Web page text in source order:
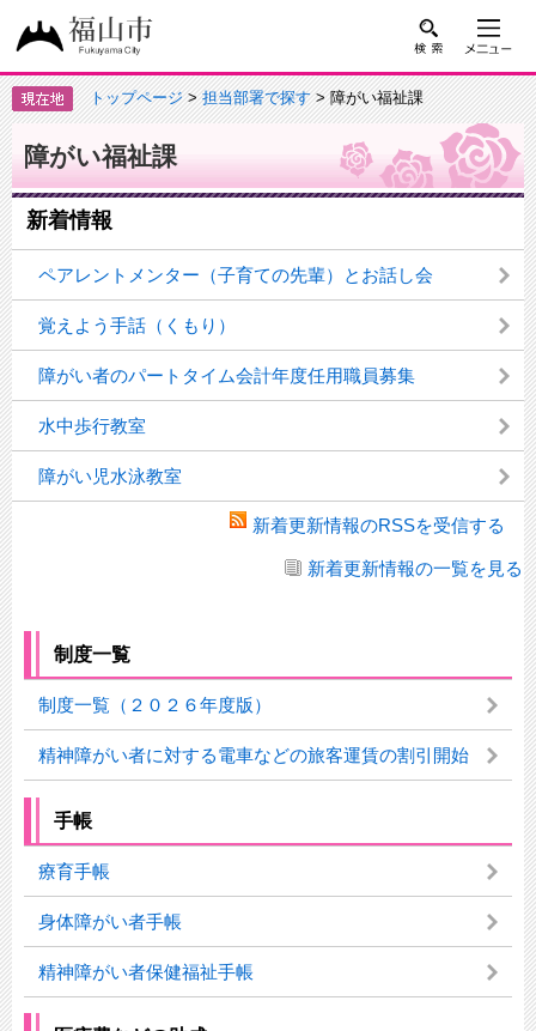
トップページ>担当部署で探す> 障がい福祉課
障がい福祉課
新着情報
ペアレントメンター（子育ての先輩）とお話し会
覚えよう手話（くもり）
障がい者のパートタイム会計年度任用職員募集
水中歩行教室
障がい児水泳教室
新着更新情報のRSSを受信する
新着更新情報の一覧を見る
制度一覧
制度一覧（２０２６年度版）
精神障がい者に対する電車などの旅客運賃の割引開始
手帳
療育手帳
身体障がい者手帳
精神障がい者保健福祉手帳